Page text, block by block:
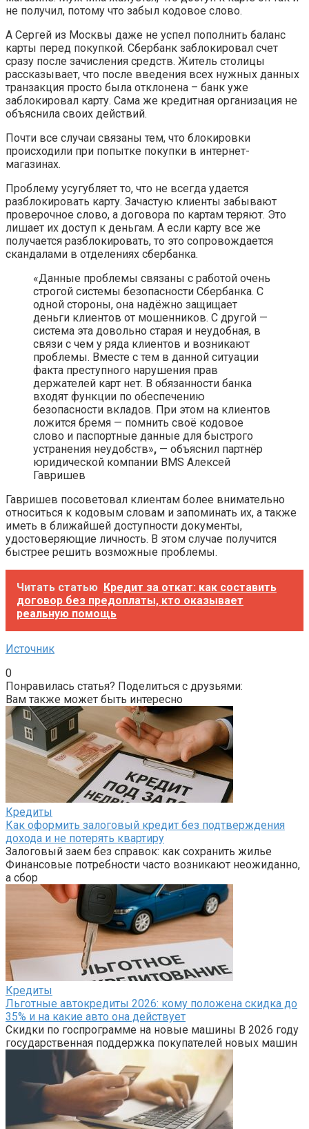
не получил, потому что забыл кодовое слово.
А Сергей из Москвы даже не успел пополнить баланс
карты перед покупкой. Сбербанк заблокировал счет
сразу после зачисления средств. Житель столицы
рассказывает, что после введения всех нужных данных
транзакция просто была отклонена – банк уже
заблокировал карту. Сама же кредитная организация не
объяснила своих действий.
Почти все случаи связаны тем, что блокировки
происходили при попытке покупки в интернет-
магазинах.
Проблему усугубляет то, что не всегда удается
разблокировать карту. Зачастую клиенты забывают
проверочное слово, а договора по картам теряют. Это
лишает их доступ к деньгам. А если карту все же
получается разблокировать, то это сопровождается
скандалами в отделениях сбербанка.
«Данные проблемы связаны с работой очень
строгой системы безопасности Сбербанка. С
одной стороны, она надёжно защищает
деньги клиентов от мошенников. С другой —
система эта довольно старая и неудобная, в
связи с чем у ряда клиентов и возникают
проблемы. Вместе с тем в данной ситуации
факта преступного нарушения прав
держателей карт нет. В обязанности банка
входят функции по обеспечению
безопасности вкладов. При этом на клиентов
ложится бремя — помнить своё кодовое
слово и паспортные данные для быстрого
устранения неудобств», — объяснил партнёр
юридической компании BMS Алексей
Гавришев
Гавришев посоветовал клиентам более внимательно
относиться к кодовым словам и запоминать их, а также
иметь в ближайшей доступности документы,
удостоверяющие личность. В этом случае получится
быстрее решить возможные проблемы.
Читать статью Кредит за откат: как составить
договор без предоплаты, кто оказывает
реальную помощь
Источник
0
Понравилась статья? Поделиться с друзьями:
Вам также может быть интересно
Кредиты
Как оформить залоговый кредит без подтверждения
дохода и не потерять квартиру
Залоговый заем без справок: как сохранить жилье
Финансовые потребности часто возникают неожиданно,
а сбор
Кредиты
Льготные автокредиты 2026: кому положена скидка до
35% и на какие авто она действует
Скидки по госпрограмме на новые машины В 2026 году
государственная поддержка покупателей новых машин